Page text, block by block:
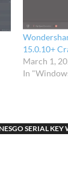
15.0.10+
March 1,
In
SERIAL